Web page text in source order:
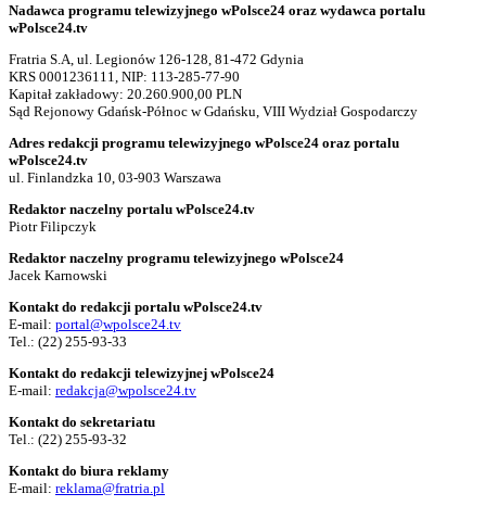
Nadawca programu telewizyjnego wPolsce24 oraz wydawca portalu
wPolsce24.tv
Fratria S.A, ul. Legionów 126-128, 81-472 Gdynia
KRS 0001236111, NIP: 113-285-77-90
Kapitał zakładowy: 20.260.900,00 PLN
Sąd Rejonowy Gdańsk-Północ w Gdańsku, VIII Wydział Gospodarczy
Adres redakcji programu telewizyjnego wPolsce24 oraz portalu
wPolsce24.tv
ul. Finlandzka 10, 03-903 Warszawa
Redaktor naczelny portalu wPolsce24.tv
Piotr Filipczyk
Redaktor naczelny programu telewizyjnego wPolsce24
Jacek Karnowski
Kontakt do redakcji portalu wPolsce24.tv
E-mail: portal@wpolsce24.tv
Tel.: (22) 255-93-33
Kontakt do redakcji telewizyjnej wPolsce24
E-mail: redakcja@wpolsce24.tv
Kontakt do sekretariatu
Tel.: (22) 255-93-32
Kontakt do biura reklamy
E-mail: reklama@fratria.pl